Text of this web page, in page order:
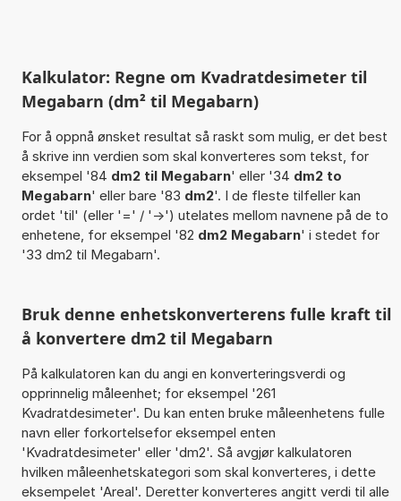
Kalkulator: Regne om Kvadratdesimeter til
Megabarn (dm² til Megabarn)
For å oppnå ønsket resultat så raskt som mulig, er det best
å skrive inn verdien som skal konverteres som tekst, for
eksempel '84 dm2 til Megabarn' eller '34 dm2 to
Megabarn' eller bare '83 dm2'. I de fleste tilfeller kan
ordet 'til' (eller '=' / '->') utelates mellom navnene på de to
enhetene, for eksempel '82 dm2 Megabarn' i stedet for
'33 dm2 til Megabarn'.
Bruk denne enhetskonverterens fulle kraft til
å konvertere dm2 til Megabarn
På kalkulatoren kan du angi en konverteringsverdi og
opprinnelig måleenhet; for eksempel '261
Kvadratdesimeter'. Du kan enten bruke måleenhetens fulle
navn eller forkortelsefor eksempel enten
'Kvadratdesimeter' eller 'dm2'. Så avgjør kalkulatoren
hvilken måleenhetskategori som skal konverteres, i dette
eksempelet 'Areal'. Deretter konverteres angitt verdi til alle